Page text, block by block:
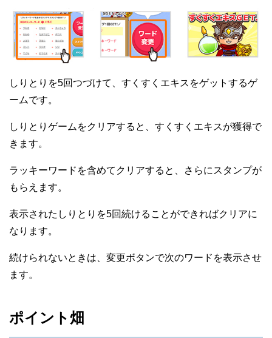
しりとりを5回つづけて、すくすくエキスをゲットするゲ
ームです。
しりとりゲームをクリアすると、すくすくエキスが獲得で
きます。
ラッキーワードを含めてクリアすると、さらにスタンプが
もらえます。
表示されたしりとりを5回続けることができればクリアに
なります。
続けられないときは、変更ボタンで次のワードを表示させ
ます。
ポイント畑